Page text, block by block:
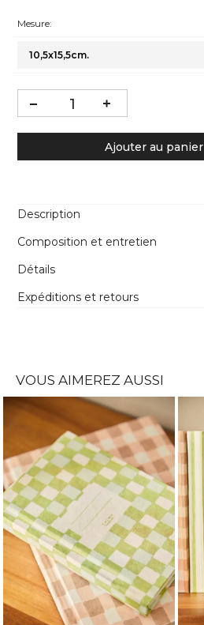
Mesure:
10,5x15,5cm.
Ajouter au panier
Description
Composition et entretien
Détails
Expéditions et retours
VOUS AIMEREZ AUSSI